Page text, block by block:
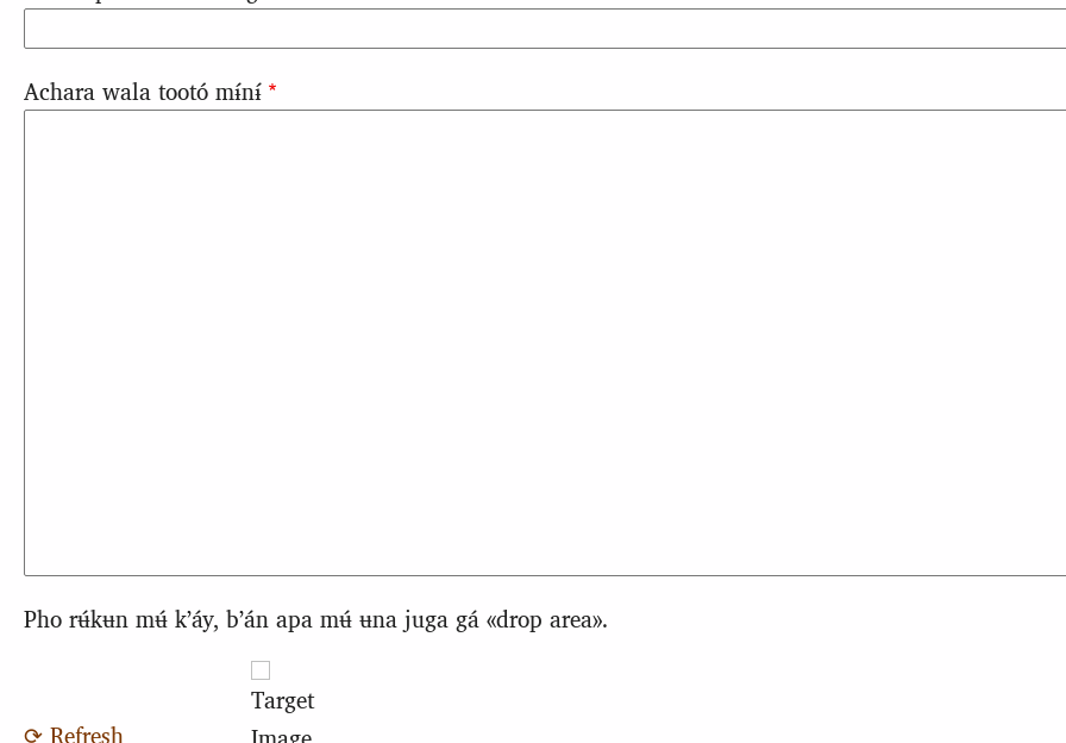
Achara wala tootó mɨ́nɨ́
Pho rʉ́kʉn mʉ́ kʼáy, bʼán apa mʉ́ ʉna juga gá «drop area».
⟳ Refresh